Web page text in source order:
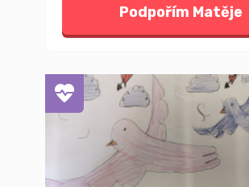
Podpořím Matěje